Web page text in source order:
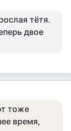
тётя.
двое
тоже
время,